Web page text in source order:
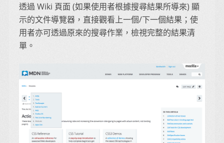
透過 Wiki 頁面 (如果使用者根據搜尋結果所導來) 顯
示的文件導覽器，直接觀看上一個/下一個結果；使
用者亦可透過原來的搜尋作業，檢視完整的結果清
單。